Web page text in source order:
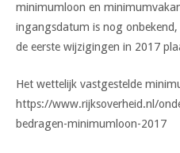
minimumloon en
ingangsdatum is nog
de eerste wijzigingen in 2017
Het wettelijk vastgestelde
https://www.rijksoverheid.nl/
bedragen-minimumloon-2017